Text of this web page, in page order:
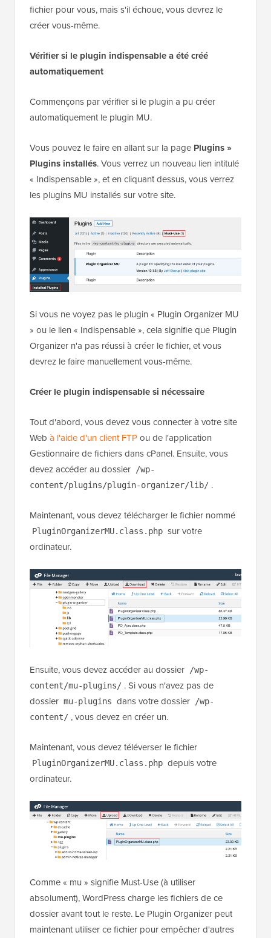
fichier pour vous, mais s'il échoue, vous devrez le
créer vous-même.
Vérifier si le plugin indispensable a été créé
automatiquement
Commençons par vérifier si le plugin a pu créer
automatiquement le plugin MU.
Vous pouvez le faire en allant sur la page Plugins »
Plugins installés. Vous verrez un nouveau lien intitulé
« Indispensable », et en cliquant dessus, vous verrez
les plugins MU installés sur votre site.
Si vous ne voyez pas le plugin « Plugin Organizer MU
» ou le lien « Indispensable », cela signifie que Plugin
Organizer n'a pas réussi à créer le fichier, et vous
devrez le faire manuellement vous-même.
Créer le plugin indispensable si nécessaire
Tout d'abord, vous devez vous connecter à votre site
Web à l'aide d'un client FTPou de l'application
Gestionnaire de fichiers dans cPanel. Ensuite, vous
devez accéder au dossier
/wp-
content/plugins/plugin-organizer/lib/ .
Maintenant, vous devez télécharger le fichier nommé
PluginOrganizerMU.class.php sur votre
ordinateur.
Ensuite, vous devez accéder au dossier
/wp-
content/mu-plugins/ . Si vous n'avez pas de
dossier mu-plugins dans votre dossier
/wp-
content/ , vous devez en créer un.
Maintenant, vous devez téléverser le fichier
PluginOrganizerMU.class.php depuis votre
ordinateur.
Comme « mu » signifie Must-Use (à utiliser
absolument), WordPress charge les fichiers de ce
dossier avant tout le reste. Le Plugin Organizer peut
maintenant utiliser ce fichier pour empêcher d'autres